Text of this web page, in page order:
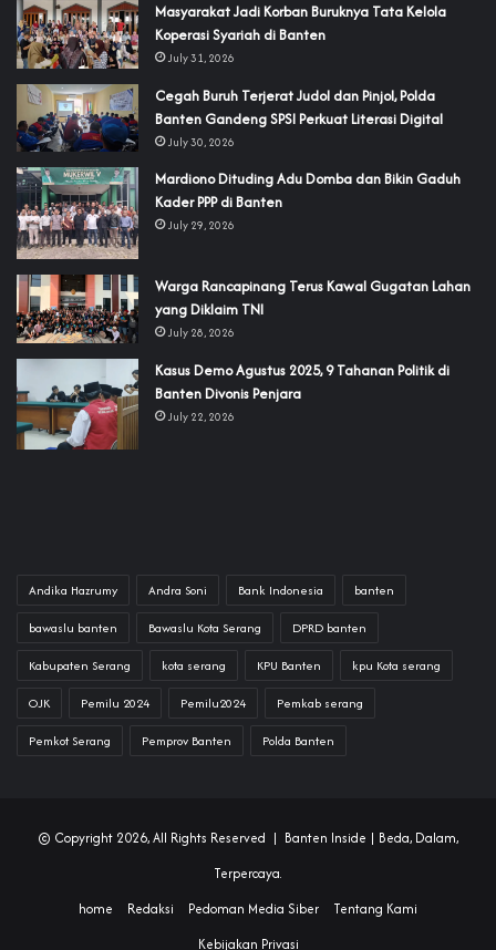
‎Masyarakat Jadi Korban Buruknya Tata Kelola
Koperasi Syariah di Banten
July 31, 2026
Cegah Buruh Terjerat Judol dan Pinjol, Polda
Banten Gandeng SPSI Perkuat Literasi Digital
July 30, 2026
‎Mardiono Dituding Adu Domba dan Bikin Gaduh
Kader PPP di Banten
July 29, 2026
‎Warga Rancapinang Terus Kawal Gugatan Lahan
yang Diklaim TNI‎‎
July 28, 2026
‎Kasus Demo Agustus 2025, 9 Tahanan Politik di
Banten Divonis Penjara
July 22, 2026
Andika Hazrumy Andra Soni Bank Indonesia banten
bawaslu banten Bawaslu Kota Serang DPRD banten
Kabupaten Serang kota serang KPU Banten kpu Kota serang
OJK Pemilu 2024 Pemilu2024 Pemkab serang
Pemkot Serang Pemprov Banten Polda Banten
© Copyright 2026, All Rights Reserved | Banten Inside | Beda, Dalam,
Terpercaya.
home
Redaksi Pedoman Media Siber
Tentang Kami
Kebijakan Privasi